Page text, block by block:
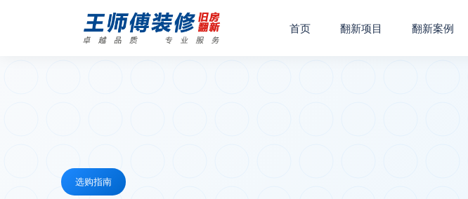
首页 翻新项目 翻新案例
选购指南